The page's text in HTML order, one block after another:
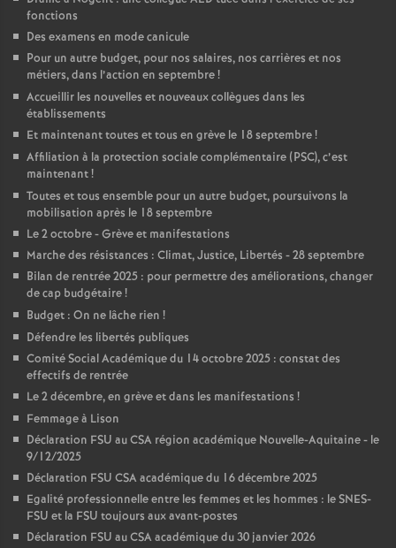
fonctions
Des examens en mode canicule
Pour un autre budget, pour nos salaires, nos carrières et nos
métiers, dans l’action en septembre!
Accueillir les nouvelles et nouveaux collègues dans les
établissements
Et maintenant toutes et tous en grève le 18 septembre!
Affiliation à la protection sociale complémentaire (PSC), c’est
maintenant!
Toutes et tous ensemble pour un autre budget, poursuivons la
mobilisation après le 18 septembre
Le 2 octobre - Grève et manifestations
Marche des résistances : Climat, Justice, Libertés - 28 septembre
Bilan de rentrée 2025 : pour permettre des améliorations, changer
de cap budgétaire!
Budget : On ne lâche rien !
Défendre les libertés publiques
Comité Social Académique du 14 octobre 2025 : constat des
effectifs de rentrée
Le 2 décembre, en grève et dans les manifestations !
Femmage à Lison
Déclaration FSU au CSA région académique Nouvelle-Aquitaine - le
9/12/2025
Déclaration FSU CSA académique du 16 décembre 2025
Egalité professionnelle entre les femmes et les hommes : le SNES-
FSU et la FSU toujours aux avant-postes
Déclaration FSU au CSA académique du 30 janvier 2026